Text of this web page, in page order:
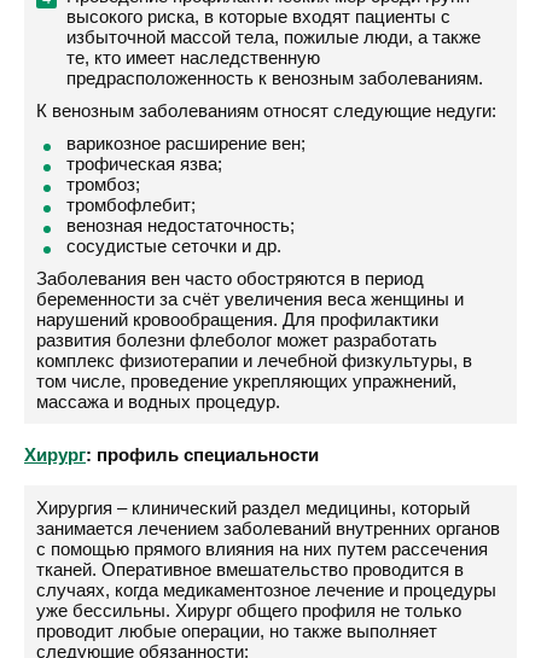
высокого риска, в которые входят пациенты с
избыточной массой тела, пожилые люди, а также
те, кто имеет наследственную
предрасположенность к венозным заболеваниям.
К венозным заболеваниям относят следующие недуги:
варикозное расширение вен;
трофическая язва;
тромбоз;
тромбофлебит;
венозная недостаточность;
сосудистые сеточки и др.
Заболевания вен часто обостряются в период
беременности за счёт увеличения веса женщины и
нарушений кровообращения. Для профилактики
развития болезни флеболог может разработать
комплекс физиотерапии и лечебной физкультуры, в
том числе, проведение укрепляющих упражнений,
массажа и водных процедур.
Хирург: профиль специальности
Хирургия – клинический раздел медицины, который
занимается лечением заболеваний внутренних органов
с помощью прямого влияния на них путем рассечения
тканей. Оперативное вмешательство проводится в
случаях, когда медикаментозное лечение и процедуры
уже бессильны. Хирург общего профиля не только
проводит любые операции, но также выполняет
следующие обязанности: